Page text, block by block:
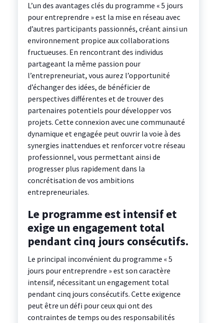
L’un des avantages clés du programme « 5 jours
pour entreprendre » est la mise en réseau avec
d’autres participants passionnés, créant ainsi un
environnement propice aux collaborations
fructueuses. En rencontrant des individus
partageant la même passion pour
l’entrepreneuriat, vous aurez l’opportunité
d’échanger des idées, de bénéficier de
perspectives différentes et de trouver des
partenaires potentiels pour développer vos
projets. Cette connexion avec une communauté
dynamique et engagée peut ouvrir la voie à des
synergies inattendues et renforcer votre réseau
professionnel, vous permettant ainsi de
progresser plus rapidement dans la
concrétisation de vos ambitions
entrepreneuriales.
Le programme est intensif et
exige un engagement total
pendant cinq jours consécutifs.
Le principal inconvénient du programme « 5
jours pour entreprendre » est son caractère
intensif, nécessitant un engagement total
pendant cinq jours consécutifs. Cette exigence
peut être un défi pour ceux qui ont des
contraintes de temps ou des responsabilités